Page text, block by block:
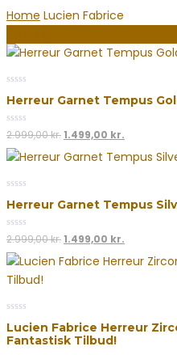
Home Lucien Fabrice
out
5
Herreur Garnet Tempus
0
out
of
5
2.999,00kr. Den
oprindelige
2.999,00 kr..
1.499,00 kr.
aktuelle
pris
1.499,00 kr..
out
5
Herreur Garnet Tempus
0
out
of
5
2.999,00kr. Den
oprindelige
1.499,00 kr.
aktuelle
out
of
Lucien Fabrice Herreur
Fantastisk Tilbud!